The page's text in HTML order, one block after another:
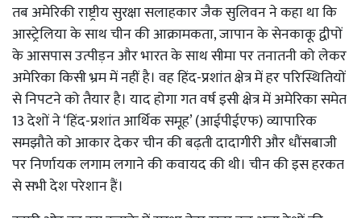
तब अमेरिकी राष्ट्रीय सुरक्षा सलाहकार जैक सुलिवन ने कहा था कि
आस्ट्रेलिया के साथ चीन की आक्रामकता, जापान के सेनकाकू द्वीपों
के आसपास उत्पीड़न और भारत के साथ सीमा पर तनातनी को लेकर
अमेरिका किसी भ्रम में नहीं है। वह हिंद-प्रशांत क्षेत्र में हर परिस्थितियों
से निपटने को तैयार है। याद होगा गत वर्ष इसी क्षेत्र में अमेरिका समेत
13 देशों ने ‘हिंद-प्रशांत आर्थिक समूह’ (आईपीईएफ) व्यापारिक
समझौते को आकार देकर चीन की बढ़ती दादागीरी और धौंसबाजी
पर निर्णायक लगाम लगाने की कवायद की थी। चीन की इस हरकत
से सभी देश परेशान हैं।